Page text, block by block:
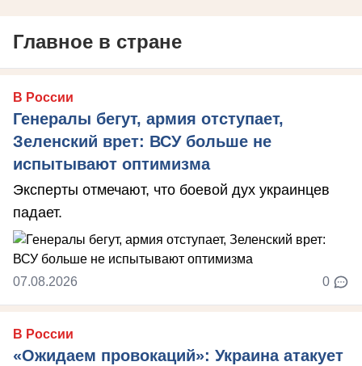
Главное в стране
В России
Генералы бегут, армия отступает,
Зеленский врет: ВСУ больше не
испытывают оптимизма
Эксперты отмечают, что боевой дух украинцев
падает.
07.08.2026 0
В России
«Ожидаем провокаций»: Украина атакует